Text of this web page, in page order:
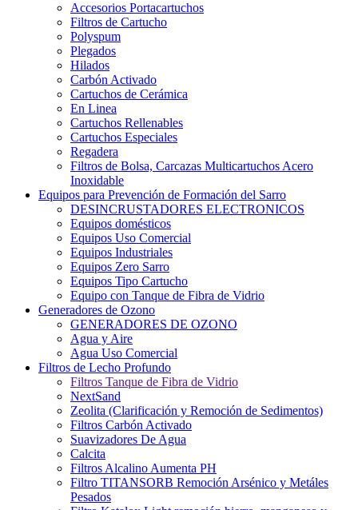
Accesorios Portacartuchos
Filtros de Cartucho
Polyspum
Plegados
Hilados
Carbón Activado
Cartuchos de Cerámica
En Linea
Cartuchos Rellenables
Cartuchos Especiales
Regadera
Filtros de Bolsa, Carcazas Multicartuchos Acero
Inoxidable
Equipos para Prevención de Formación del Sarro
DESINCRUSTADORES ELECTRONICOS
Equipos domésticos
Equipos Uso Comercial
Equipos Industriales
Equipos Zero Sarro
Equipos Tipo Cartucho
Equipo con Tanque de Fibra de Vidrio
Generadores de Ozono
GENERADORES DE OZONO
Agua y Aire
Agua Uso Comercial
Filtros de Lecho Profundo
Filtros Tanque de Fibra de Vidrio
NextSand
Zeolita (Clarificación y Remoción de Sedimentos)
Filtros Carbón Activado
Suavizadores De Agua
Calcita
Filtros Alcalino Aumenta PH
Filtro TITANSORB Remoción Arsénico y Metáles
Pesados